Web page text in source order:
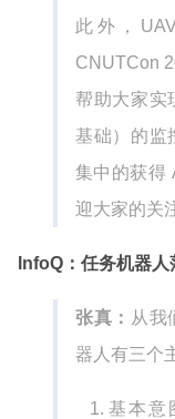
此外，
CNUTCon
帮助大家实
基础）的监
集中的获得
迎大家的关
InfoQ：任务机器
张真： 从我
器人有三个
基本意